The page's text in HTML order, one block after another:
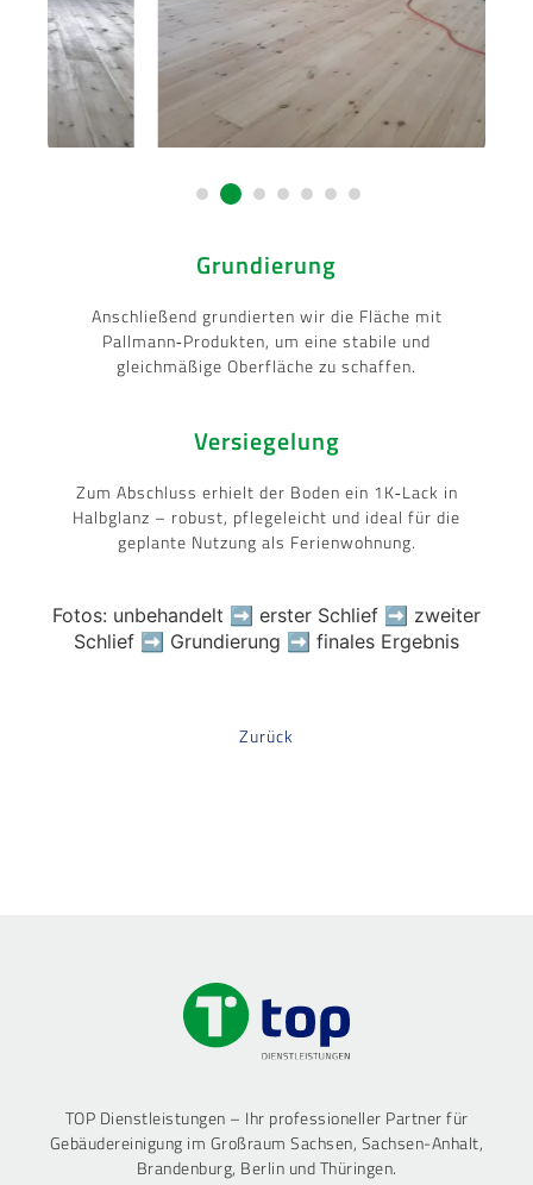
Grundierung
Anschließend grundierten wir die Fläche mit
Pallmann‑Produkten, um eine stabile und
gleichmäßige Oberfläche zu schaffen.
Versiegelung
Zum Abschluss erhielt der Boden ein 1K‑Lack in
Halbglanz – robust, pflegeleicht und ideal für die
geplante Nutzung als Ferienwohnung.
Fotos: unbehandelt ➡️ erster Schlief ➡️ zweiter
Schlief ➡️ Grundierung ➡️ finales Ergebnis
Zurück
TOP Dienstleistungen – Ihr professioneller Partner für
Gebäudereinigung im Großraum Sachsen, Sachsen-Anhalt,
Brandenburg, Berlin und Thüringen.